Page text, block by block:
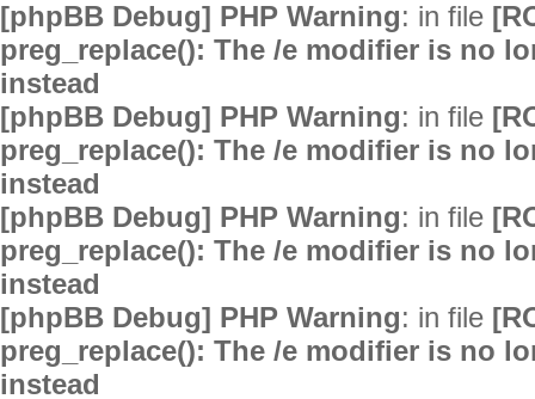
[phpBB Debug] PHP Warning: in file
preg_replace(): The /e modifier is no
instead
[phpBB Debug] PHP Warning: in file
preg_replace(): The /e modifier is no
instead
[phpBB Debug] PHP Warning: in file
preg_replace(): The /e modifier is no
instead
[phpBB Debug] PHP Warning: in file
preg_replace(): The /e modifier is no
instead